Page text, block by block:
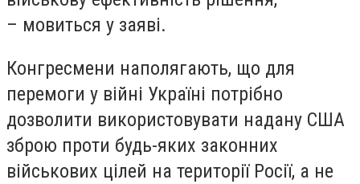
– мовиться у заяві.
Конгресмени наполягають, що для
перемоги у війні Україні потрібно
дозволити використовувати надану США
зброю проти будь-яких законних
військових цілей на території Росії, а не